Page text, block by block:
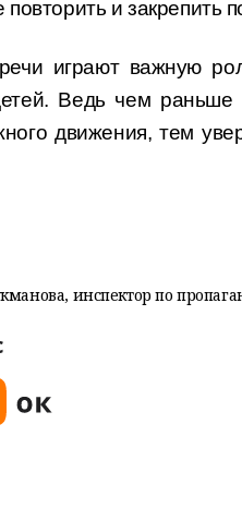
и закрепить
играют важную
Ведь чем раньше
движения, тем
инспектор по